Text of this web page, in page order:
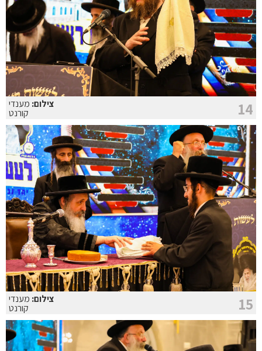
14 צילום: מענדי
קורנט
15 צילום: מענדי
קורנט